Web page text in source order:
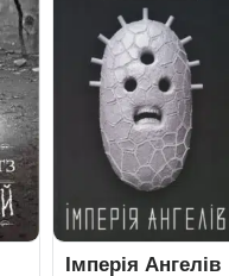
Імперія Ангелів